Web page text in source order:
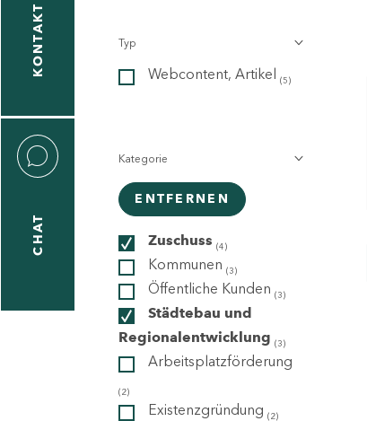
KONTAKT
CHAT
Typ
Webcontent, Artikel (5)
Kategorie
ENTFERNEN
Zuschuss (4)
Kommunen (3)
Öffentliche Kunden (3)
Städtebau und
Regionalentwicklung (3)
Arbeitsplatzförderung
(2)
Existenzgründung (2)